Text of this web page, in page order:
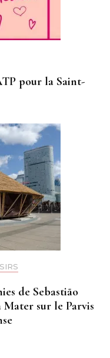
pour la Saint-
de Sebastião
sur le Parvis